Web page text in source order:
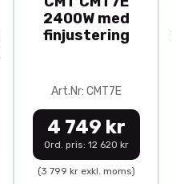
2400W med
finjustering
Art.Nr: CMT7E
4 749 kr
Ord. pris: 12 620 kr
(3 799 kr exkl. moms)